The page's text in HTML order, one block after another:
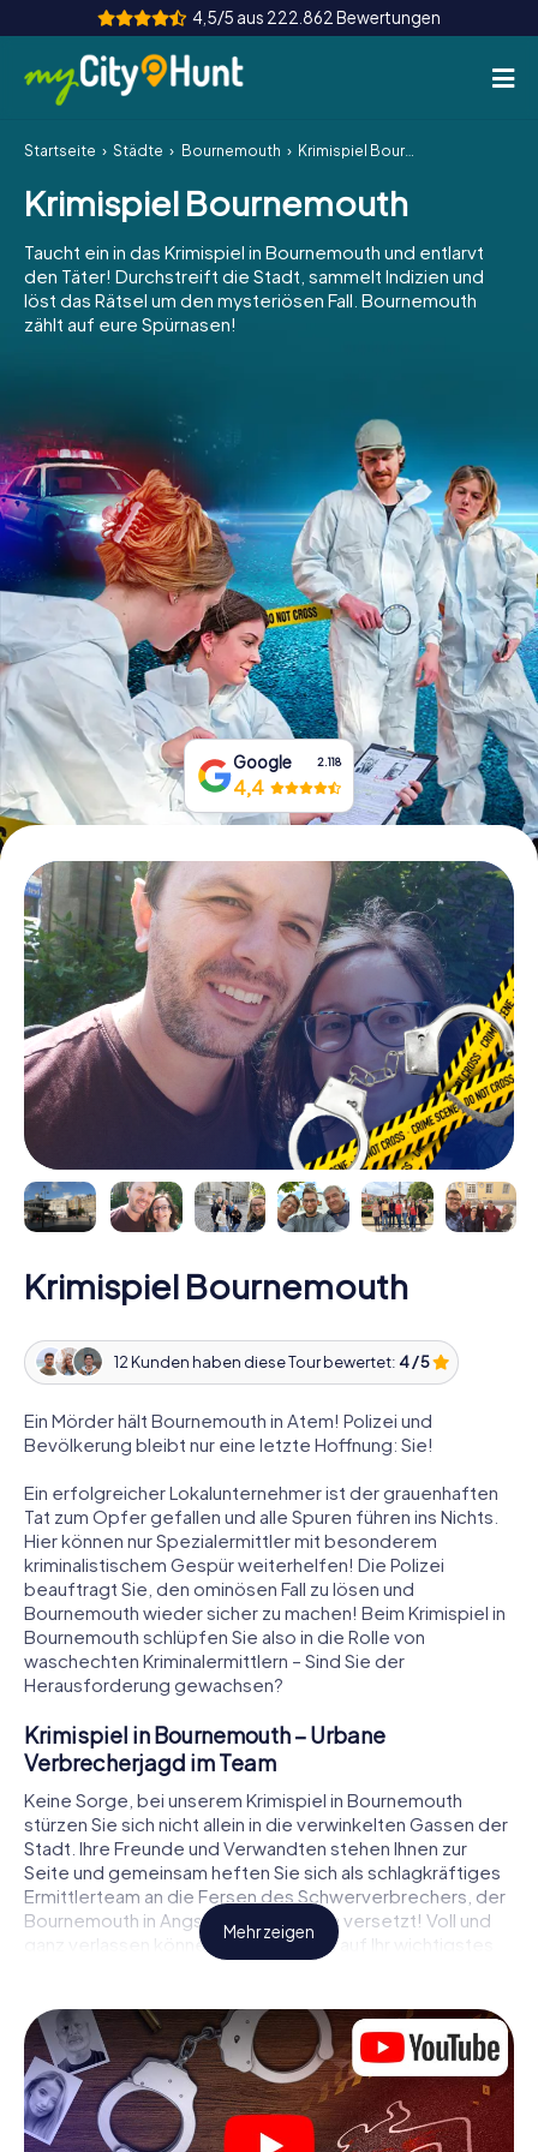
4,5/5 aus 222.862 Bewertungen
So funktioniert's
Städte
Touren
Teamevent
INT AT
ES
IE
IT
NL
Tickets buchen
Gutscheine bestellen
Startseite Städte Bournemouth Krimispiel Bournemouth
Krimispiel Bournemouth
Taucht ein in das Krimispiel in Bournemouth und entlarvt
den Täter! Durchstreift die Stadt, sammelt Indizien und
löst das Rätsel um den mysteriösen Fall. Bournemouth
zählt auf eure Spürnasen!
Google 2.118
4,4
Krimispiel Bournemouth
12 Kunden haben diese Tour bewertet: 4 / 5
Ein Mörder hält Bournemouth in Atem! Polizei und
Bevölkerung bleibt nur eine letzte Hoffnung: Sie!
Ein erfolgreicher Lokalunternehmer ist der grauenhaften
Tat zum Opfer gefallen und alle Spuren führen ins Nichts.
Hier können nur Spezialermittler mit besonderem
kriminalistischem Gespür weiterhelfen! Die Polizei
beauftragt Sie, den ominösen Fall zu lösen und
Bournemouth wieder sicher zu machen! Beim Krimispiel in
Bournemouth schlüpfen Sie also in die Rolle von
waschechten Kriminalermittlern – Sind Sie der
Herausforderung gewachsen?
Krimispiel in Bournemouth – Urbane
Verbrecherjagd im Team
Keine Sorge, bei unserem Krimispiel in Bournemouth
stürzen Sie sich nicht allein in die verwinkelten Gassen der
Stadt. Ihre Freunde und Verwandten stehen Ihnen zur
Seite und gemeinsam heften Sie sich als schlagkräftiges
Ermittlerteam an die Fersen des Schwerverbrechers, der
Bournemouth in Angst und Schrecken versetzt! Voll und
ganz verlassen können Sie sich dabei auf Ihr wichtigstes
Ermittlerutensil, Ihr Smartphone. Mittels GPS-Navigation
zahlreichen Schauplätzen in Bournemouth, die mit der Tat
in Verbindung stehen, und schließlich zum Mörder. An
jedem Ort knacken Sie knifflige Rätsel und kommen so
Stück für Stück der Lösung des Falls immer näher. Anders
als bei einem klassischen Krimi Dinner in Bournemouth
bestimmen also Sie das Geschehen, bewegen sich an der
Mehr zeigen